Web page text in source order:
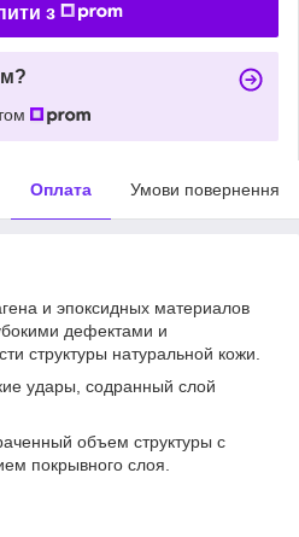
з
Оплата Умови повернення
и эпоксидных материалов
дефектами и
структуры натуральной кожи.
удары, содранный слой
объем структуры с
покрывного слоя.